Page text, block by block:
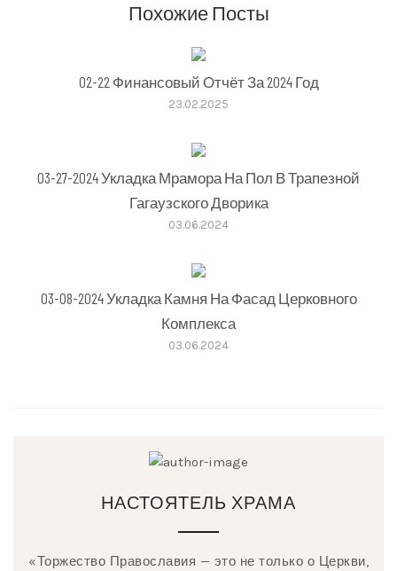
Похожие Посты
02-22 Финансовый Отчёт За 2024 Год
23.02.2025
03-27-2024 Укладка Мрамора На Пол В Трапезной
Гагаузского Дворика
03.06.2024
03-08-2024 Укладка Камня На Фасад Церковного
Комплекса
03.06.2024
НАСТОЯТЕЛЬ ХРАМА
«Торжество Православия — это не только о Церкви,